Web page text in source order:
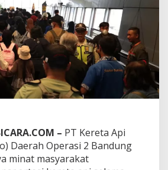
a
n
P
e
r
a
y
a
d
u
l
A
– PT Kereta Api
Daerah Operasi 2 Bandung
minat masyarakat